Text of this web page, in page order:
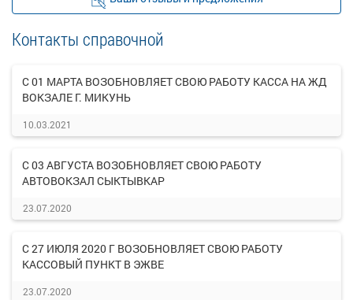
Контакты справочной
С 01 МАРТА ВОЗОБНОВЛЯЕТ СВОЮ РАБОТУ КАССА НА ЖД
ВОКЗАЛЕ Г. МИКУНЬ
10.03.2021
С 03 АВГУСТА ВОЗОБНОВЛЯЕТ СВОЮ РАБОТУ
АВТОВОКЗАЛ СЫКТЫВКАР
23.07.2020
С 27 ИЮЛЯ 2020 Г ВОЗОБНОВЛЯЕТ СВОЮ РАБОТУ
КАССОВЫЙ ПУНКТ В ЭЖВЕ
23.07.2020